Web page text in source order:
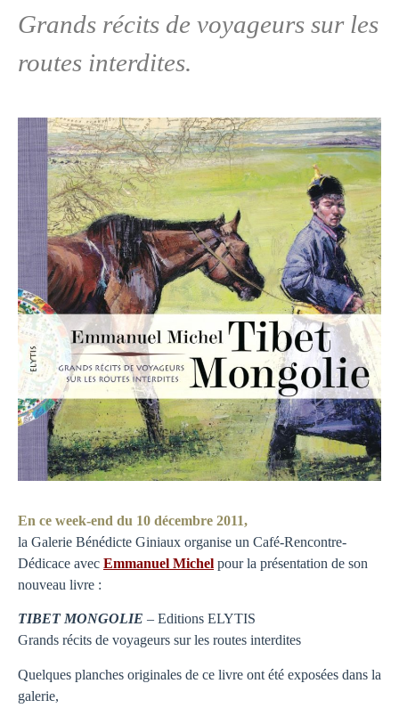
Grands récits de voyageurs sur les
routes interdites.
En ce week-end du 10 décembre 2011,
la Galerie Bénédicte Giniaux organise un Café-Rencontre-
Dédicace avec Emmanuel Michel pour la présentation de son
nouveau livre :
TIBET MONGOLIE – Editions ELYTIS
Grands récits de voyageurs sur les routes interdites
Quelques planches originales de ce livre ont été exposées dans la
galerie,